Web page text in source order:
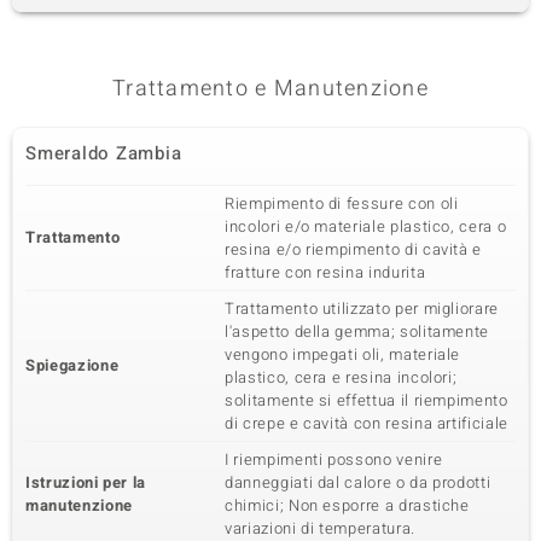
Trattamento e Manutenzione
Smeraldo Zambia
Trattamento
Riempimento di fessure con oli
incolori e/o materiale plastico, cera o
resina e/o riempimento di cavità e
fratture con resina indurita
Spiegazione
Trattamento utilizzato per migliorare
l'aspetto della gemma; solitamente
vengono impegati oli, materiale
plastico, cera e resina incolori;
solitamente si effettua il riempimento
di crepe e cavità con resina artificiale
Istruzioni per la
manutenzione
I riempimenti possono venire
danneggiati dal calore o da prodotti
chimici; Non esporre a drastiche
variazioni di temperatura.